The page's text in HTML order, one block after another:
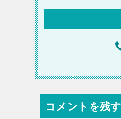
ビ
コメントを残す